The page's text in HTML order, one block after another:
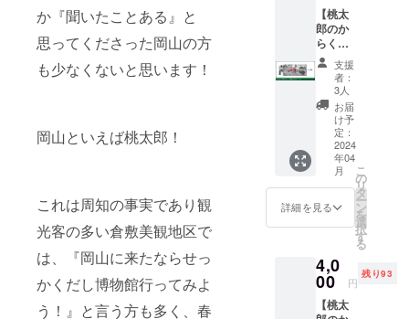
か『聞いたことある』と
思ってくださった岡山の方
も少なくないと思います！
岡山といえば桃太郎！
これは周知の事実であり観
光客の多い倉敷美観地区で
は、『岡山に来たならせっ
かくだし博物館行ってみよ
う！』と言う方も多く、春
てくれる
きっかけに
なればこれ
ほど嬉しい
ことはあり
ません！
桃太郎のか
らくり博物
館でもっと
もっと岡山
弁で楽しん
の方の姿を
見たいと強
く願ってい
郵送に
てお届
けしま
す
【桃太
郎のか
らくり
博物館
入場チ
ケット
5枚】 ●
桃太郎
のから
くり博
物館入
場チ
ケット
5枚 ※使
用期間
は2024
2025年
3月の1
年間 ※
郵送に
支援
者：
3人
お届
け予
定：
2024
年04
月
詳細を見る
こ
の
リ
タ
ー
ン
を
選
択
す
る
4,0
00 円
残り93
【桃太